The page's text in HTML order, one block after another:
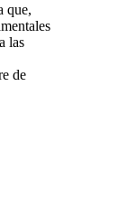
que,
las
de